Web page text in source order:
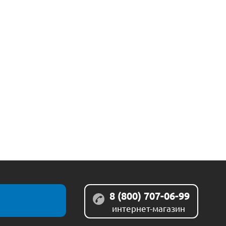
8 (800) 707-06-99
интернет-магазин